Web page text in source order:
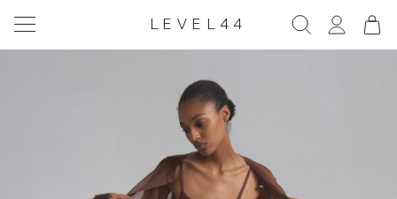
LEVEL44